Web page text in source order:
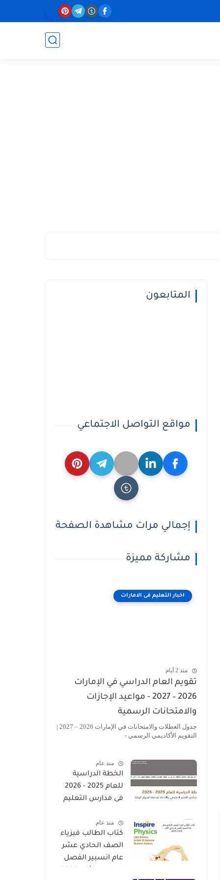
المتابعون
مواقع التواصل الاجتماعي
إجمالي مرات مشاهدة الصفحة
مشاركة مميزة
اخبار التعليم فى الامارات
منذ 2 أيام
تقويم العام الدراسي في الإمارات
2026 – 2027 - مواعيد الإجازات
والامتحانات الرسمية
جدول العطلات والامتحانات في الإمارات 2026 – 2027 |
التقويم الأكاديمي الرسمي -
منذ عام
الخطة الدراسية
للعام 2025 - 2026
فى مدارس التعليم
المطبقة لمنهاج
الوزارة فى الامارات
منذ عام
كتاب الطالب فيزياء
الصف الحادي عشر
عام انسبير الفصل